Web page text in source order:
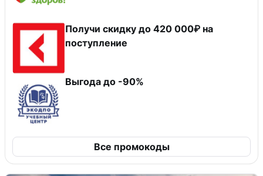
Получи скидку до 420 000₽ на
поступление
Выгода до -90%
Все промокоды